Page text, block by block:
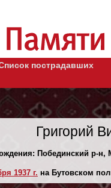
пострадавших
Григорий
Побединский р-
1937 г. на Бутовском